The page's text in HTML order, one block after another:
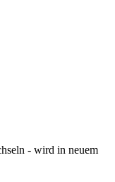
- wird in neuem